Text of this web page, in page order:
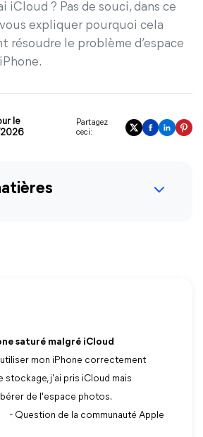
iCloud ? Pas de souci, dans ce
expliquer pourquoi cela
résoudre le problème d’espace
le
Partagez
ceci:
saturé malgré iCloud
utiliser mon iPhone correctement
stockage, j'ai pris iCloud mais
de l'espace photos.
- Question de la communauté Apple